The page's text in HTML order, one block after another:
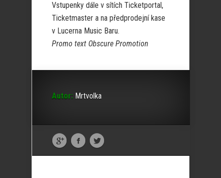
Vstupenky dále v sítích Ticketportal,
Ticketmaster a na předprodejní kase
v Lucerna Music Baru.
Promo text Obscure Promotion
Autor: Mrtvolka